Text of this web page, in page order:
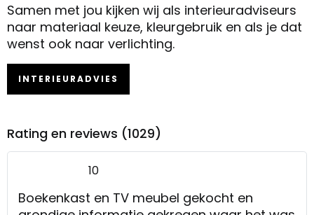
Samen met jou kijken wij als interieuradviseurs
naar materiaal keuze, kleurgebruik en als je dat
wenst ook naar verlichting.
INTERIEURADVIES
Rating en reviews (1029)
10
Boekenkast en TV meubel gekocht en